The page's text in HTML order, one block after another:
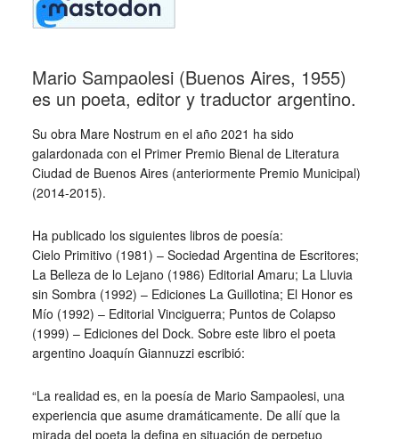
Mario Sampaolesi (Buenos Aires, 1955)
es un poeta, editor y traductor argentino.
Su obra Mare Nostrum en el año 2021 ha sido
galardonada con el Primer Premio Bienal de Literatura
Ciudad de Buenos Aires (anteriormente Premio Municipal)
(2014-2015).
Ha publicado los siguientes libros de poesía:
Cielo Primitivo (1981) – Sociedad Argentina de Escritores;
La Belleza de lo Lejano (1986) Editorial Amaru; La Lluvia
sin Sombra (1992) – Ediciones La Guillotina; El Honor es
Mío (1992) – Editorial Vinciguerra; Puntos de Colapso
(1999) – Ediciones del Dock. Sobre este libro el poeta
argentino Joaquín Giannuzzi escribió:
“La realidad es, en la poesía de Mario Sampaolesi, una
experiencia que asume dramáticamente. De allí que la
mirada del poeta la defina en situación de perpetuo